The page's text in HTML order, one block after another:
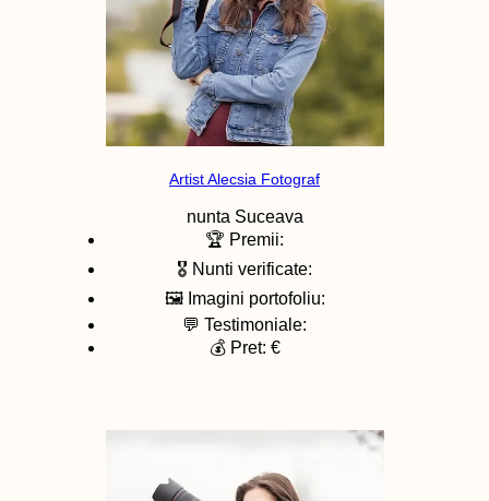
Artist Alecsia Fotograf
nunta Suceava
🏆 Premii:
🎖️ Nunti verificate:
🖼️ Imagini portofoliu:
💬 Testimoniale:
💰 Pret: €